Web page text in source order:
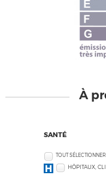
À
SANTÉ
TOUT SÉLECTIONNER
HÔPITAUX,